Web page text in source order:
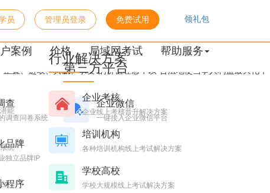
员 管理员登录 免费试用 领礼包
查
调查问卷系统
品牌
独立品牌IP
程序
第三方平台
企业微信
一键接入企业微信平台
能
统
行业解决方案
企业考核
企业线上考核晋升解决方案
培训机构
各种培训机构线上考试解决方案
学校高校
学校大规模线上考试解决方案
案例 价格 局域网考试 帮助服务
考试
直、进取、共赢、求变”的价值理念，以“合法地使当事人利益最大化，